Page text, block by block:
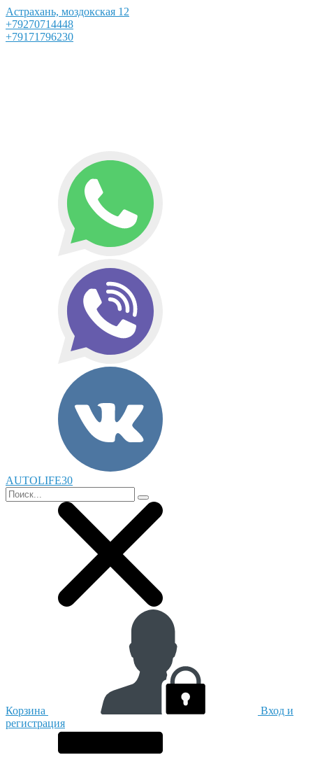
Астрахань, моздокская 12
+79270714448
+79171796230
AUTOLIFE30
Корзина
Вход и
регистрация